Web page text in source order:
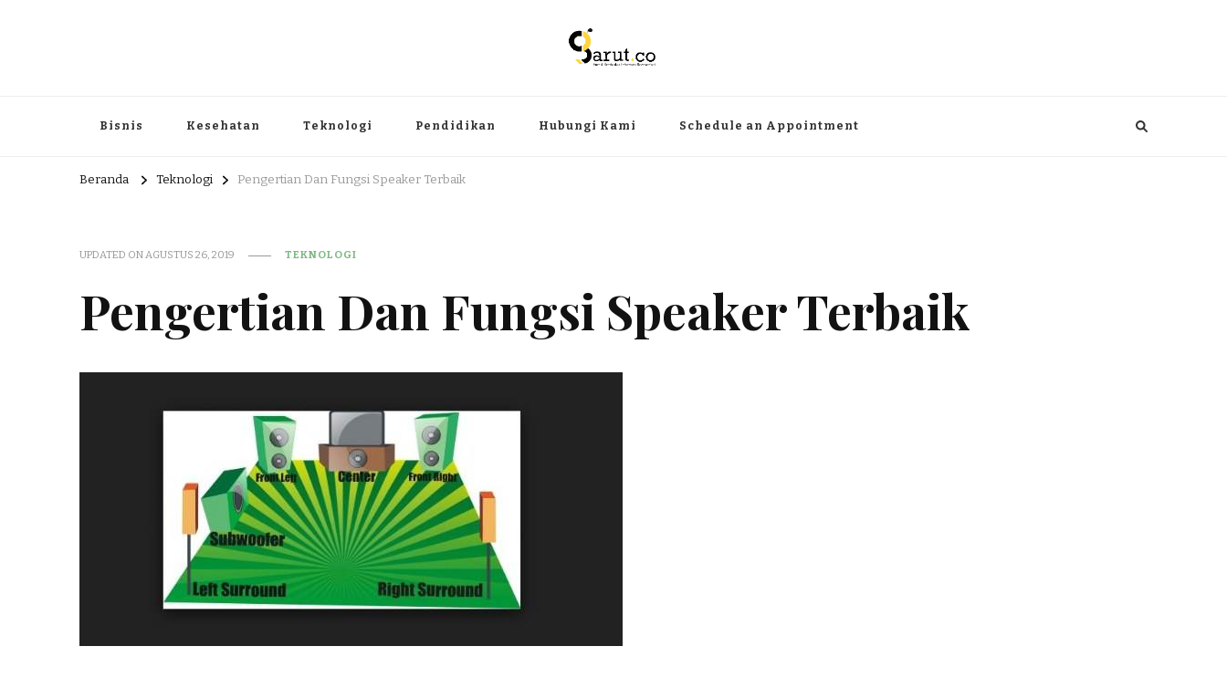
Bisnis Kesehatan Teknologi Pendidikan Hubungi Kami Schedule an Appointment
Beranda Teknologi Pengertian Dan Fungsi Speaker Terbaik
UPDATED ONAGUSTUS 26, 2019 TEKNOLOGI
Pengertian Dan Fungsi Speaker Terbaik